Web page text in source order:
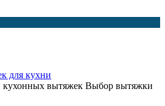
для кухни
кухонных вытяжек Выбор вытяжки